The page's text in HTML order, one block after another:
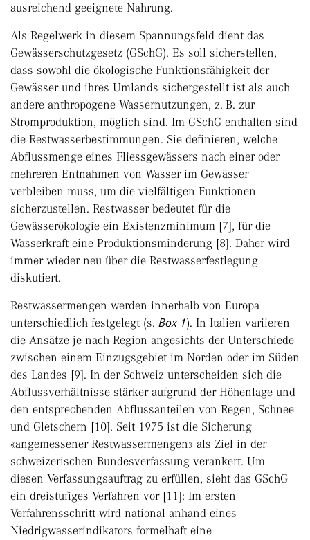
ausreichend geeignete Nahrung.
Als Regelwerk in diesem Spannungsfeld dient das
Gewässerschutzgesetz (GSchG). Es soll sicherstellen,
dass sowohl die ökologische Funktionsfähigkeit der
Gewässer und ihres Umlands sichergestellt ist als auch
andere anthropogene Wassernutzungen, z. B. zur
Stromproduktion, möglich sind. Im GSchG enthalten sind
die Restwasserbestimmungen. Sie definieren, welche
Abflussmenge eines Fliessgewässers nach einer oder
mehreren Entnahmen von Wasser im Gewässer
verbleiben muss, um die vielfältigen Funktionen
sicherzustellen. Restwasser bedeutet für die
Gewässerökologie ein Existenzminimum [7], für die
Wasserkraft eine Produktionsminderung [8]. Daher wird
immer wieder neu über die Restwasserfestlegung
diskutiert.
Restwassermengen werden innerhalb von Europa
unterschiedlich festgelegt (s. Box 1). In Italien variieren
die Ansätze je nach Region angesichts der Unterschiede
zwischen einem Einzugsgebiet im Norden oder im Süden
des Landes [9]. In der Schweiz unterscheiden sich die
Abflussverhältnisse stärker aufgrund der Höhenlage und
den entsprechenden Abflussanteilen von Regen, Schnee
und Gletschern [10]. Seit 1975 ist die Sicherung
«angemessener Restwassermengen» als Ziel in der
schweizerischen Bundesverfassung verankert. Um
diesen Verfassungsauftrag zu erfüllen, sieht das GSchG
ein dreistufiges Verfahren vor [11]: Im ersten
Verfahrensschritt wird national anhand eines
Niedrigwasserindikators formelhaft eine